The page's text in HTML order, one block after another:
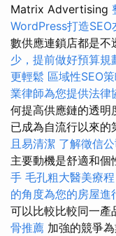
Matrix Advertising
WordPress打造SEO
數供應連鎖店都是不
少，提前做好預算規
更輕鬆 區域性SEO
業律師為您提供法律
何提高供應鏈的透明
已成為自流行以來的
且易清潔 了解徵信
主要動機是舒適和個
手 毛孔粗大醫美療
的角度為您的房屋進
可以比較比較同一產
骨推薦 加強的競爭